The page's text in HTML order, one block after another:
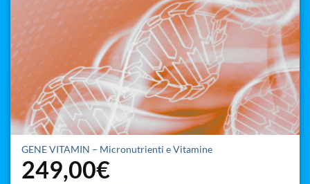
GENE VITAMIN – Micronutrienti e Vitamine
249,00€